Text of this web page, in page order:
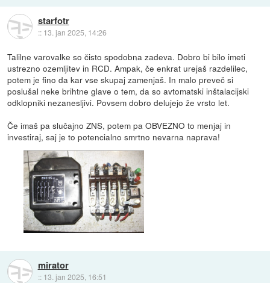
starfotr
:: 13. jan 2025, 14:26
Talilne varovalke so čisto spodobna zadeva. Dobro bi bilo imeti
ustrezno ozemljitev in RCD. Ampak, če enkrat urejaš razdelilec,
potem je fino da kar vse skupaj zamenjaš. In malo preveč si
poslušal neke brihtne glave o tem, da so avtomatski inštalacijski
odklopniki nezanesljivi. Povsem dobro delujejo že vrsto let.
Če imaš pa slučajno ZNS, potem pa OBVEZNO to menjaj in
investiraj, saj je to potencialno smrtno nevarna naprava!
mirator
:: 13. jan 2025, 16:51